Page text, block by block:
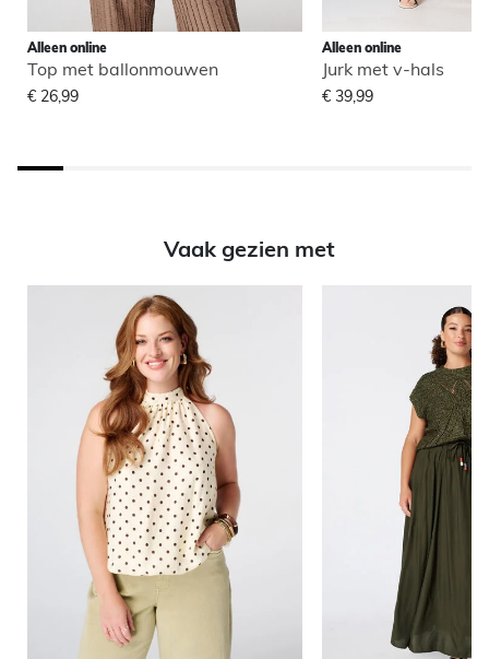
Alleen online
Top met ballonmouwen
€ 26,99
Alleen online
Jurk met v-hals
€ 39,99
Vaak gezien met